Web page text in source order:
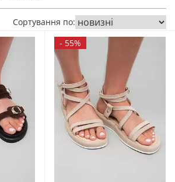
Сортування по:
- 55%